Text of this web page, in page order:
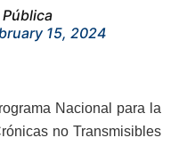
15, 2024
Nacional para la
no Transmisibles